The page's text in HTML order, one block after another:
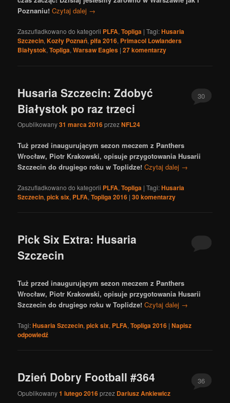
Poznaniu! Czytaj dalej →
Zaszufladkowano do kategorii PLFA,Topliga |Tagi:Husaria
Szczecin,Kozły Poznań,plfa 2016, Primacol Lowlanders
Białystok,Topliga,Warsaw Eagles |27komentarzy
Husaria Szczecin: Zdobyć
Białystok po raz trzeci
Opublikowany31 marca 2016przezNFL24
30
Tuż przed inaugurującym sezon meczem z Panthers
Wrocław, Piotr Krakowski, opisuje przygotowania Husarii
Szczecin do drugiego roku w Toplidze! Czytaj dalej →
Zaszufladkowano do kategorii PLFA,Topliga |Tagi:Husaria
Szczecin,pick six, PLFA,Topliga 2016 |30komentarzy
Pick Six Extra: Husaria
Szczecin
Tuż przed inaugurującym sezon meczem z Panthers
Wrocław, Piotr Krakowski, opisuje przygotowania Husarii
Szczecin do drugiego roku w Toplidze! Czytaj dalej →
Tagi:Husaria Szczecin,pick six, PLFA,Topliga 2016 |Napisz
odpowiedź
Dzień Dobry Football #364
Opublikowany1 lutego 2016przez Dariusz Ankiewicz
36